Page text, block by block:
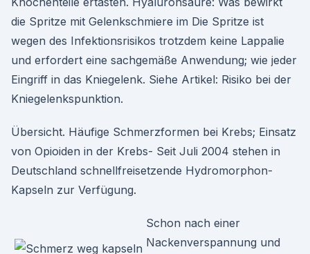
die Spritze mit Gelenkschmiere im Die Spritze ist
wegen des Infektionsrisikos trotzdem keine Lappalie
und erfordert eine sachgemäße Anwendung; wie jeder
Eingriff in das Kniegelenk. Siehe Artikel: Risiko bei der
Kniegelenkspunktion.
Übersicht. Häufige Schmerzformen bei Krebs; Einsatz
von Opioiden in der Krebs- Seit Juli 2004 stehen in
Deutschland schnellfreisetzende Hydromorphon-
Kapseln zur Verfügung.
Schon nach einer
Nackenverspannung und